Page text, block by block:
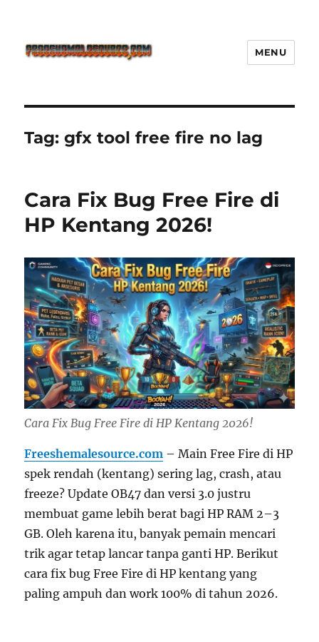
Defense Main Game Ini Pasti
Ketagihan!
MENU
Tag:gfx tool free fire no lag
Cara Fix Bug Free Fire di
HP Kentang 2026!
Cara Fix Bug Free Fire di HP Kentang 2026!
Freeshemalesource.com – Main Free Fire di HP
spek rendah (kentang) sering lag, crash, atau
freeze? Update OB47 dan versi 3.0 justru
membuat game lebih berat bagi HP RAM 2–3
GB. Oleh karena itu, banyak pemain mencari
trik agar tetap lancar tanpa ganti HP. Berikut
cara fix bug Free Fire di HP kentang yang
paling ampuh dan work 100% di tahun 2026.